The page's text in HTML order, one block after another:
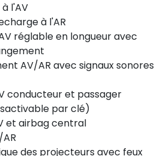
l'AV
à l'AR
réglable en longueur avec
AV/AR avec signaux sonores
conducteur et passager
par clé)
et airbag central
des projecteurs avec feux